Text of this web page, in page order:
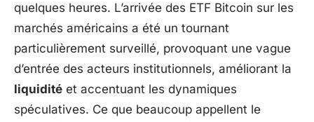
quelques heures. L’arrivée des ETF Bitcoin sur les
marchés américains a été un tournant
particulièrement surveillé, provoquant une vague
d’entrée des acteurs institutionnels, améliorant la
liquidité et accentuant les dynamiques
spéculatives. Ce que beaucoup appellent le